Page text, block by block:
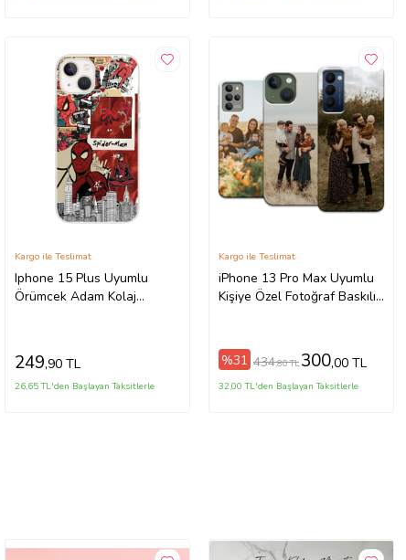
Iphone 15 Plus Uyumlu
Örümcek Adam Kolaj
Kargo ile Teslimat
249,90 TL
26,65 TL'den Başlayan Taksitlerle
iPhone 13 Pro Max Uyumlu
Kişiye Özel Fotoğraf Baskılı
Kargo ile Teslimat
%31 434,80 TL 300,00 TL
32,00 TL'den Başlayan Taksitlerle